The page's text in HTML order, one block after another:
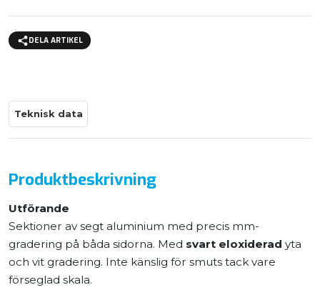
DELA ARTIKEL
Teknisk data
Produktbeskrivning
Utförande
Sektioner av segt aluminium med precis mm-
gradering på båda sidorna. Med svart eloxiderad yta
och vit gradering. Inte känslig för smuts tack vare
förseglad skala.